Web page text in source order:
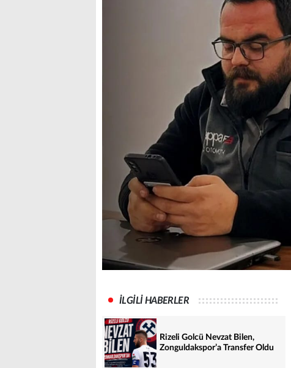
İLGİLİ HABERLER
Rizeli Golcü Nevzat Bilen,
Zonguldakspor’a Transfer Oldu